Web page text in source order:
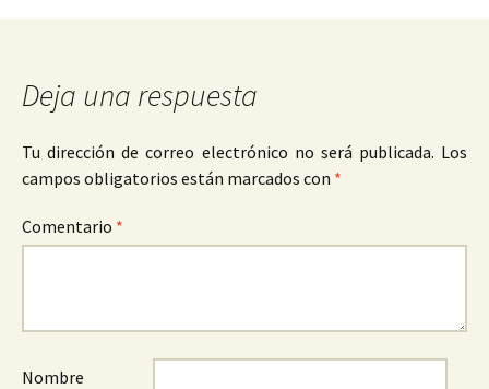
entradas
Deja una respuesta
Tu dirección de correo electrónico no será publicada. Los
campos obligatorios están marcados con *
Comentario *
Nombre